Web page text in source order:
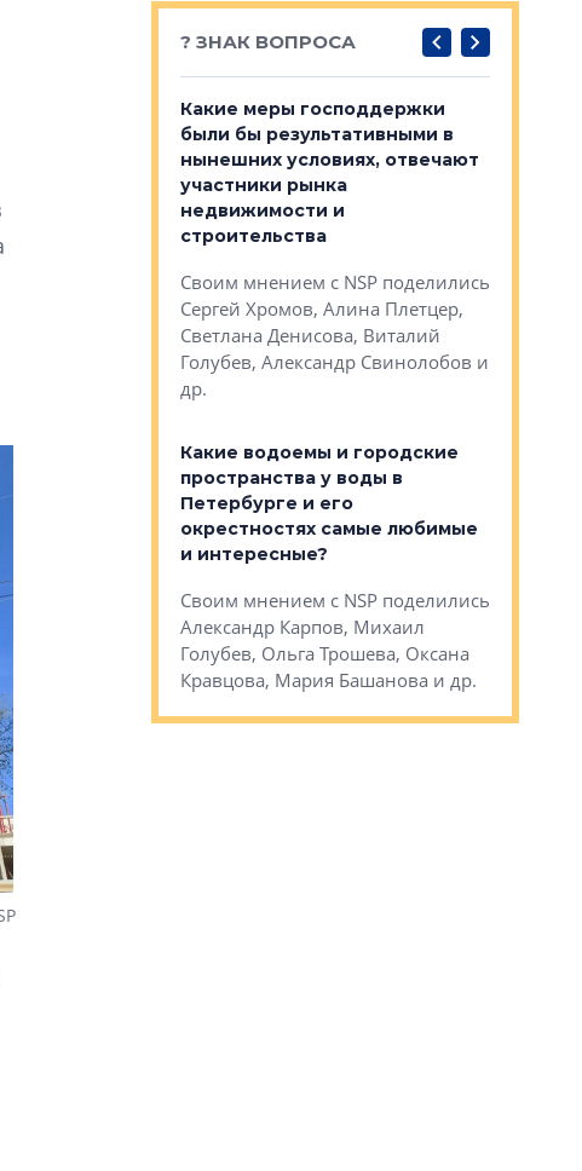
? ЗНАК ВОПРОСА
первичкой и
первичкой и
об этом
и компетенции
Анжелика
Какие меры господдержки
были бы результативными в
нынешних условиях, отвечают
участники рынка
недвижимости и
строительства
Своим мнением с NSP поделились
Сергей Хромов, Алина Плетцер,
Светлана Денисова, Виталий
Голубев, Александр Свинолобов и
др.
Какие водоемы и городские
пространства у воды в
Петербурге и его
окрестностях самые любимые
и интересные?
Своим мнением с NSP поделились
Александр Карпов, Михаил
Голубев, Ольга Трошева, Оксана
Кравцова, Мария Башанова и др.